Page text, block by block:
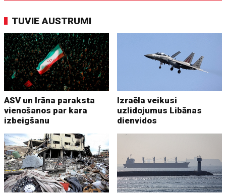
TUVIE AUSTRUMI
ASV un Irāna paraksta
vienošanos par kara
izbeigšanu
Izraēla veikusi
uzlidojumus Libānas
dienvidos